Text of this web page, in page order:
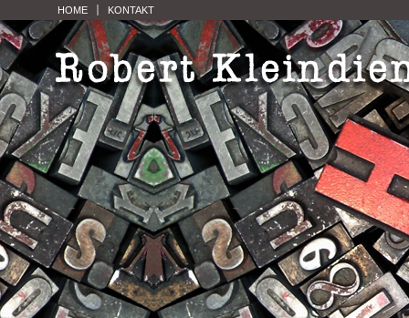
HOME KONTAKT